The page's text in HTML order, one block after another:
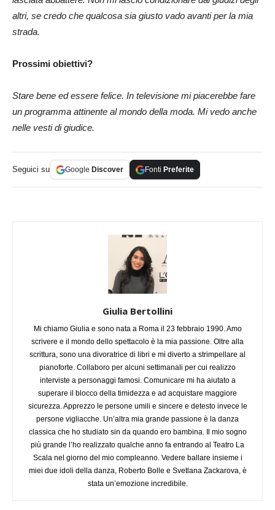
altri, se credo che qualcosa sia giusto vado avanti per la mia
strada.
Prossimi obiettivi?
Stare bene ed essere felice. In televisione mi piacerebbe fare
un programma attinente al mondo della moda. Mi vedo anche
nelle vesti di giudice.
Seguici su Google Discover Fonti Preferite
Giulia Bertollini
Mi chiamo Giulia e sono nata a Roma il 23 febbraio 1990. Amo
scrivere e il mondo dello spettacolo è la mia passione. Oltre alla
scrittura, sono una divoratrice di libri e mi diverto a strimpellare al
pianoforte. Collaboro per alcuni settimanali per cui realizzo
interviste a personaggi famosi. Comunicare mi ha aiutato a
superare il blocco della timidezza e ad acquistare maggiore
sicurezza. Apprezzo le persone umili e sincere e detesto invece le
persone vigliacche. Un’altra mia grande passione è la danza
classica che ho studiato sin da quando ero bambina. Il mio sogno
più grande l’ho realizzato qualche anno fa entrando al Teatro La
Scala nel giorno del mio compleanno. Vedere ballare insieme i
miei due idoli della danza, Roberto Bolle e Svetlana Zackarova, è
stata un’emozione incredibile.